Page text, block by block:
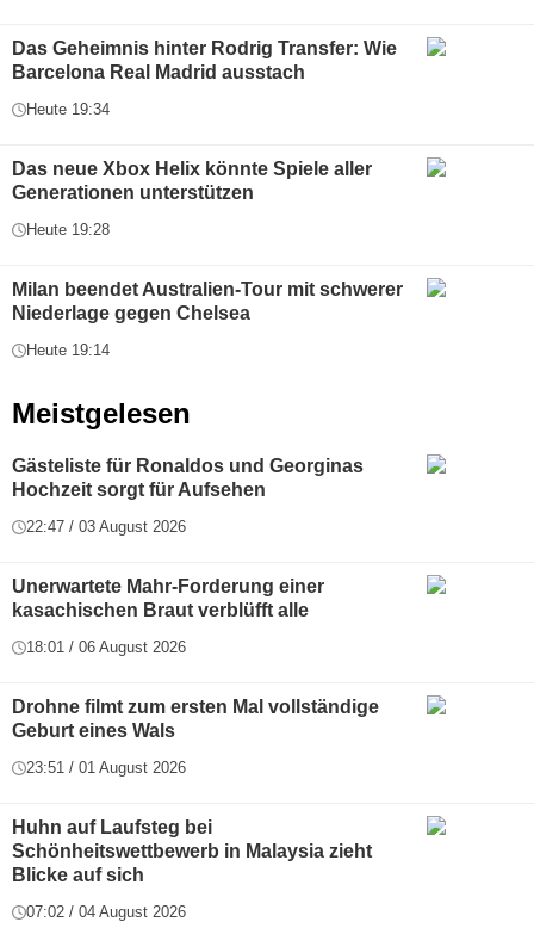
Das Geheimnis hinter Rodrig Transfer: Wie
Barcelona Real Madrid ausstach
Heute 19:34
Das neue Xbox Helix könnte Spiele aller
Generationen unterstützen
Heute 19:28
Milan beendet Australien-Tour mit schwerer
Niederlage gegen Chelsea
Heute 19:14
Meistgelesen
Gästeliste für Ronaldos und Georginas
Hochzeit sorgt für Aufsehen
22:47 / 03 August 2026
Unerwartete Mahr-Forderung einer
kasachischen Braut verblüfft alle
18:01 / 06 August 2026
Drohne filmt zum ersten Mal vollständige
Geburt eines Wals
23:51 / 01 August 2026
Huhn auf Laufsteg bei
Schönheitswettbewerb in Malaysia zieht
Blicke auf sich
07:02 / 04 August 2026